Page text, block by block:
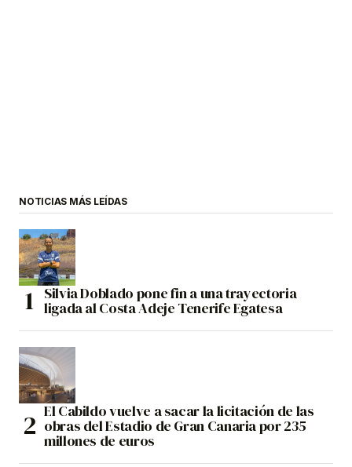
NOTICIAS MÁS LEÍDAS
Silvia Doblado pone fin a una trayectoria
ligada al Costa Adeje Tenerife Egatesa
El Cabildo vuelve a sacar la licitación de las
obras del Estadio de Gran Canaria por 235
millones de euros